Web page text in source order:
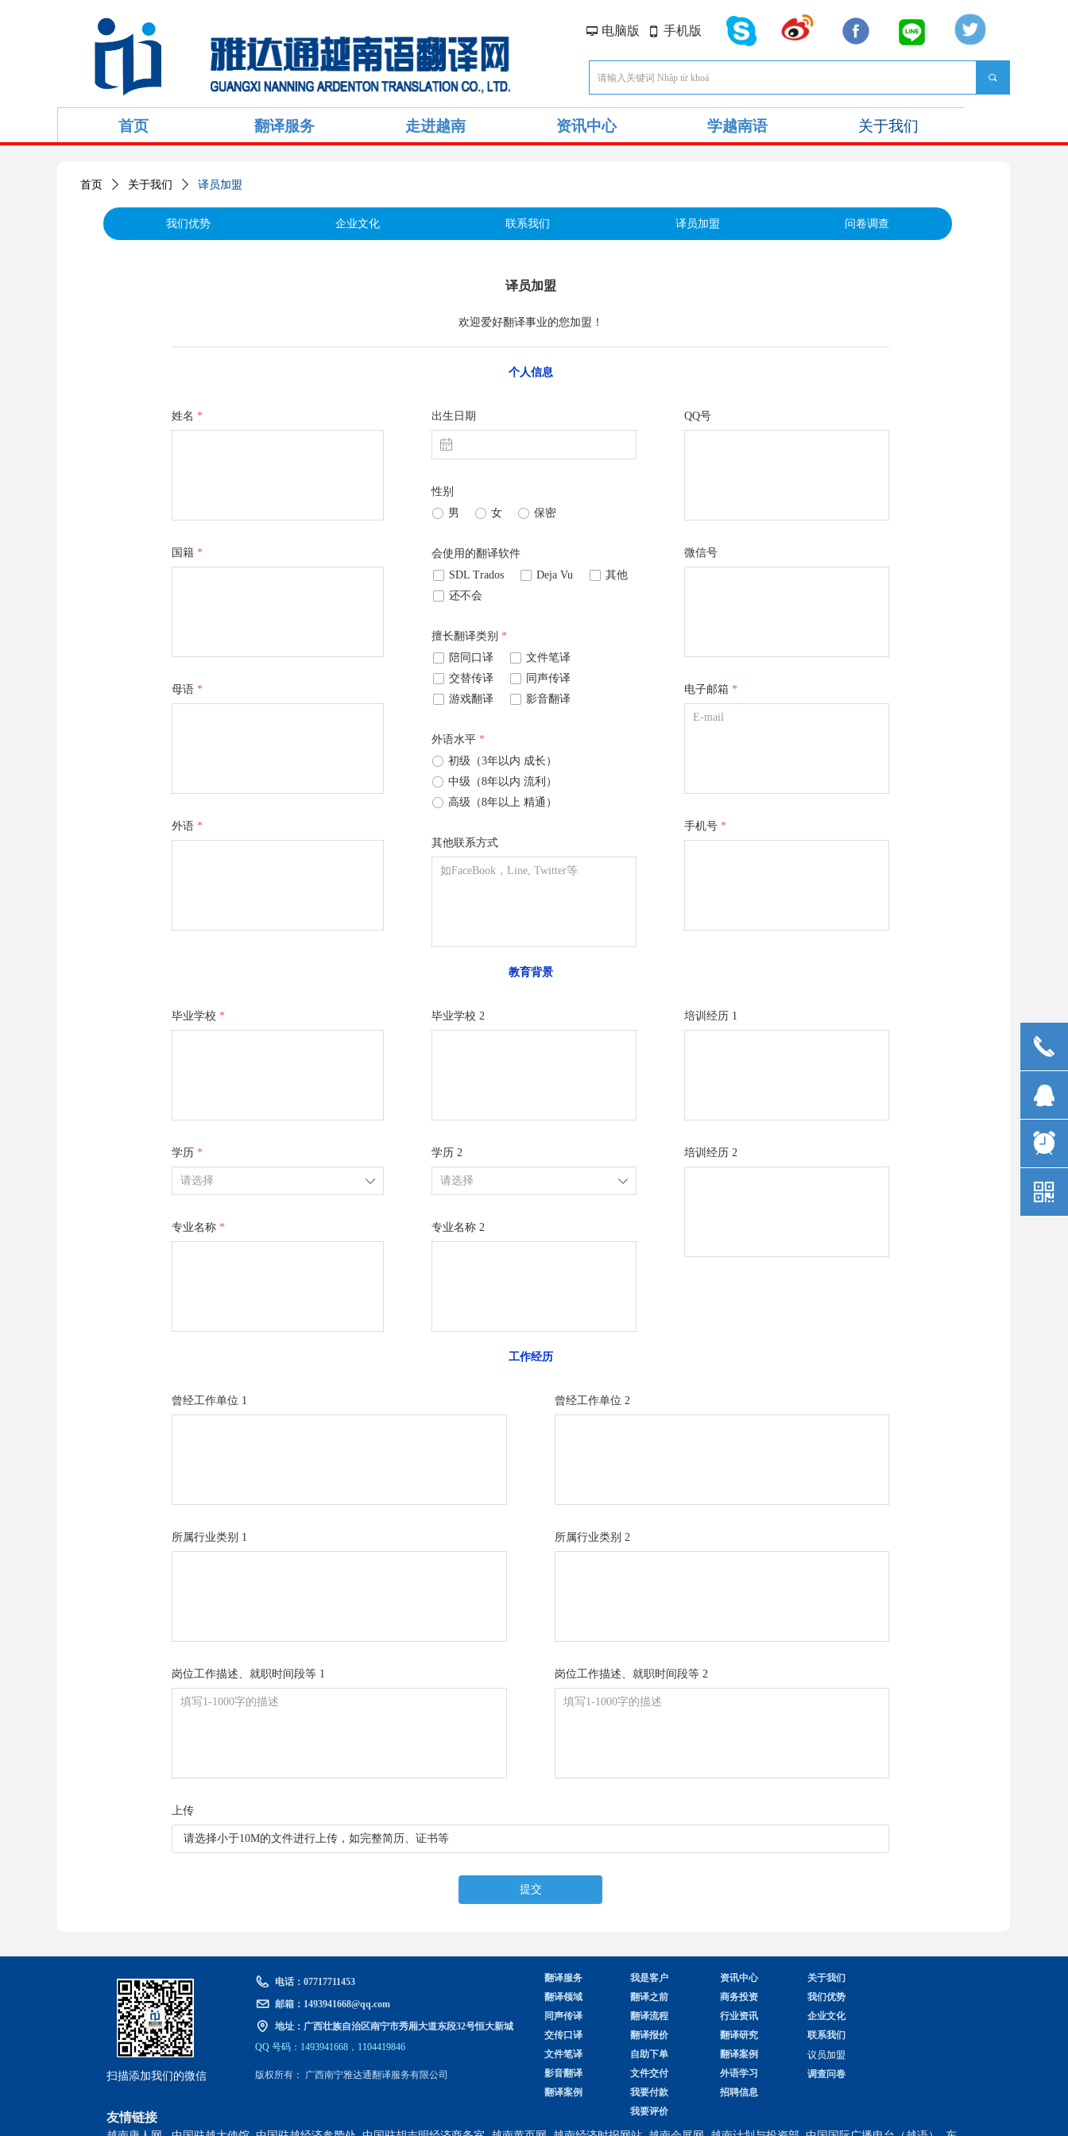
끠
首页 翻译服务 走进越南 资讯中心 学越南语 关于我们
넡 电脑版 넓 手机版
首页 ꄲ 关于我们 ꄲ 译员加盟
我们优势 企业文化 联系我们 译员加盟 问卷调查
译员加盟
欢迎爱好翻译事业的您加盟！
个人信息
姓名 *
国籍 *
母语 *
外语 *
出生日期
ꅄ
性别
ꀐ 男 ꀐ 女 ꀐ 保密
会使用的翻译软件
SDL Trados Deja Vu 其他
还不会
擅长翻译类别 *
陪同口译 文件笔译
交替传译 同声传译
游戏翻译 影音翻译
外语水平 *
ꀐ 初级（3年以内 成长）
ꀐ 中级（8年以内 流利）
ꀐ 高级（8年以上 精通）
其他联系方式
QQ号
微信号
电子邮箱 *
手机号 *
教育背景
毕业学校 *
学历 *
ꄳ
专业名称 *
毕业学校 2
学历 2
ꄳ
专业名称 2
培训经历 1
培训经历 2
工作经历
曾经工作单位 1
所属行业类别 1
岗位工作描述、就职时间段等 1
曾经工作单位 2
所属行业类别 2
岗位工作描述、就职时间段等 2
上传
请选择小于10M的文件进行上传，如完整简历、证书等
提交
电话： 07717711453
邮箱： 1493941668@qq.com
地址： 广西壮族自治区南宁市秀厢大道东段32号恒大新城
我是客户
翻译之前
翻译流程
翻译报价
自助下单
文件交付
我要付款
我要评价
翻译服务
翻译领域
同声传译
交传口译
文件笔译
影音翻译
翻译案例
资讯中心
商务投资
行业资讯
翻译研究
翻译案例
外语学习
招聘信息
关于我们
我们优势
企业文化
联系我们
议员加盟
调查问卷
版权所有： 广西南宁雅达通翻译服务有限公司
扫描添加我们的微信
QQ 号码 ：1493941668，1104419846
友情链接
끅
뀩
뀥
낃